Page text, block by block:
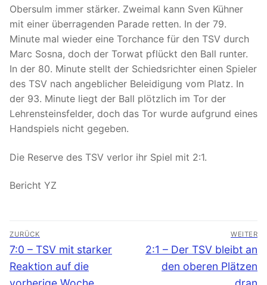
Obersulm immer stärker. Zweimal kann Sven Kühner
mit einer überragenden Parade retten. In der 79.
Minute mal wieder eine Torchance für den TSV durch
Marc Sosna, doch der Torwat pflückt den Ball runter.
In der 80. Minute stellt der Schiedsrichter einen Spieler
des TSV nach angeblicher Beleidigung vom Platz. In
der 93. Minute liegt der Ball plötzlich im Tor der
Lehrensteinsfelder, doch das Tor wurde aufgrund eines
Handspiels nicht gegeben.
Die Reserve des TSV verlor ihr Spiel mit 2:1.
Bericht YZ
Beitragsnavigation
ZURÜCK
Vorheriger
Beitrag:
7:0 – TSV mit starker
Reaktion auf die
WEITER
Nächster
Beitrag:
2:1 – Der TSV bleibt an
den oberen Plätzen